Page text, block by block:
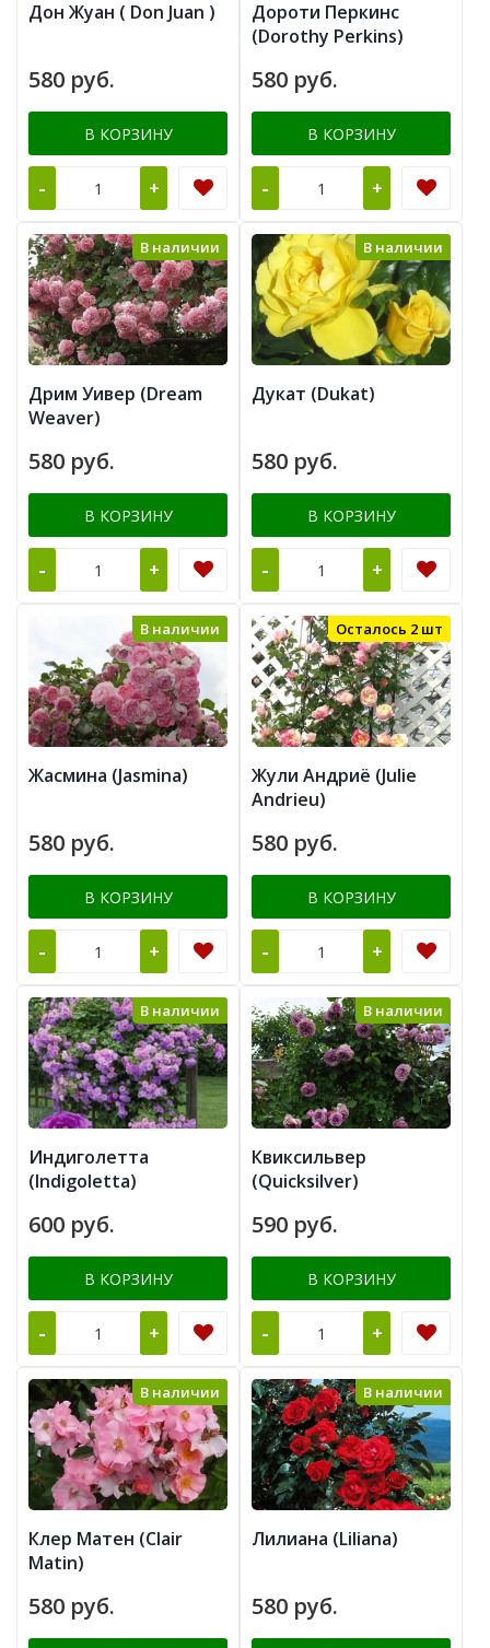
Дон Жуан ( Don Juan )
580 руб.
В КОРЗИНУ
- +
Дороти Перкинс
(Dorothy Perkins)
580 руб.
В КОРЗИНУ
- +
В наличии
Дрим Уивер (Dream
Weaver)
580 руб.
В КОРЗИНУ
- +
В наличии
Дукат (Dukat)
580 руб.
В КОРЗИНУ
- +
В наличии
Жасмина (Jasmina)
580 руб.
В КОРЗИНУ
- +
Осталось 2 шт
Жули Андриё (Julie
Andrieu)
580 руб.
В КОРЗИНУ
- +
В наличии
Индиголетта
(Indigoletta)
600 руб.
В КОРЗИНУ
- +
В наличии
Квиксильвер
(Quicksilver)
590 руб.
В КОРЗИНУ
- +
В наличии
Клер Матен (Clair
Matin)
580 руб.
В наличии
Лилиана (Liliana)
580 руб.